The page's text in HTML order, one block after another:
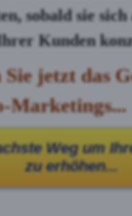
sobald sie
Kunden
jetzt das
Marketings...
Weg um
zu erhöhen...